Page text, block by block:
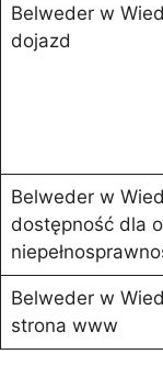
Belweder w
dojazd
Belweder w
dostępność dla
Belweder w
strona www